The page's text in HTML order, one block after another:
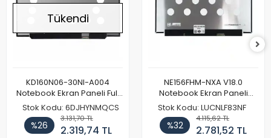
Tükendi
KD160N06-30NI-A004
Notebook Ekran Paneli Full
HD
Stok Kodu: 6DJHYNMQCS
%26
3.131,70 TL
2.319,74 TL
NE156FHM-NXA V18.0
Notebook Ekran Paneli
144Hz
Stok Kodu: LUCNLF83NF
%32
4.115,62 TL
2.781,52 TL